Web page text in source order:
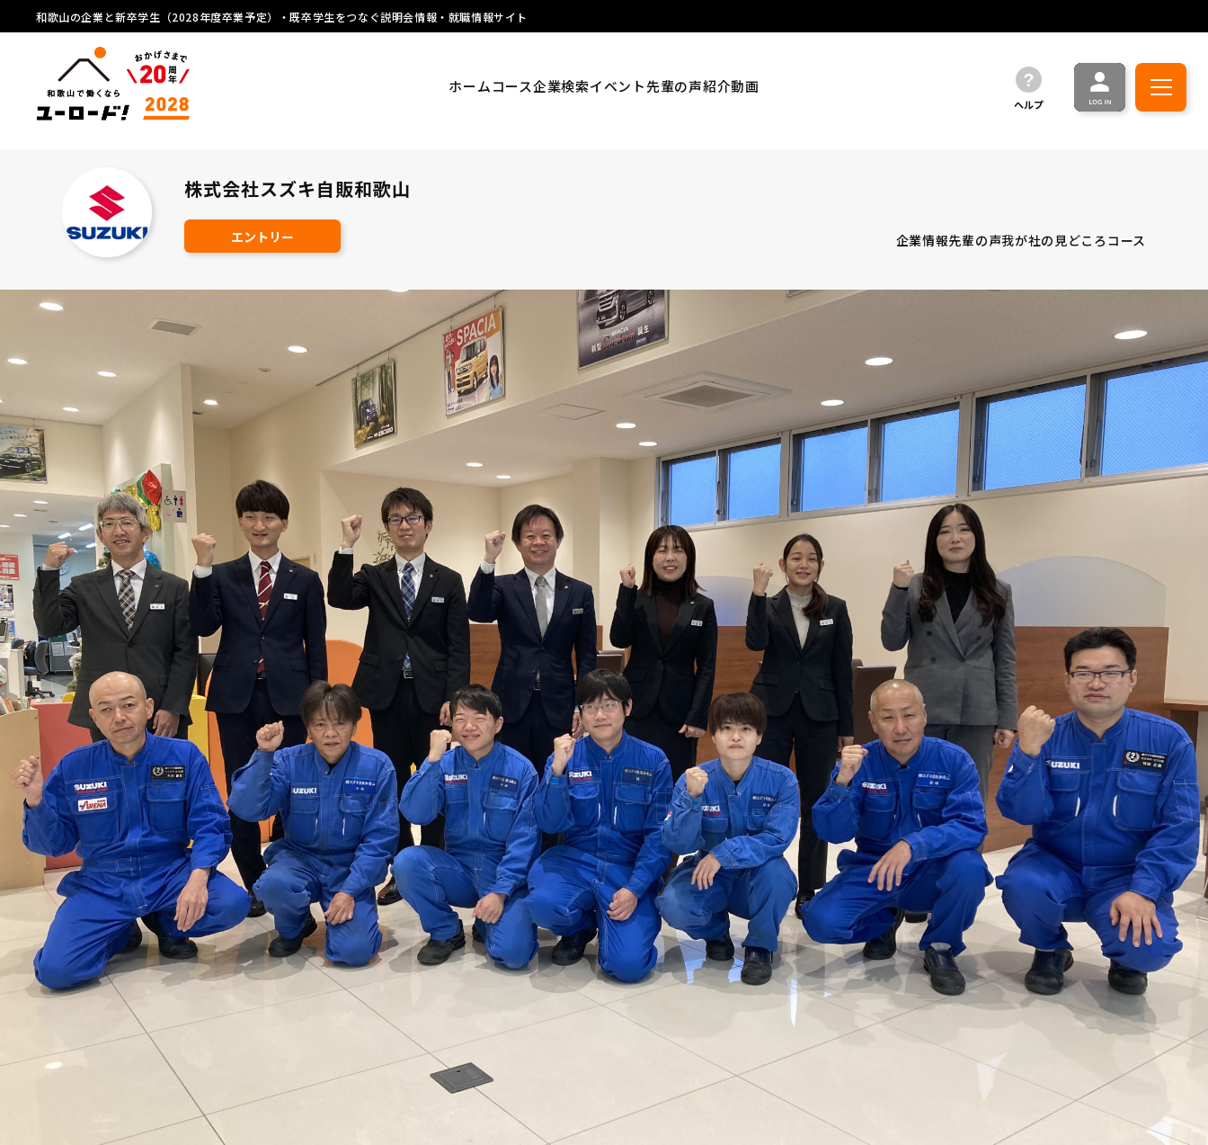
和歌山の企業と新卒学生（2028年度卒業予定）・既卒学生をつなぐ説明会情報・就職情報サイト
ホームコース企業検索イベント先輩の声紹介動画
ヘルプ
株式会社スズキ自販和歌山
エントリー 企業情報先輩の声我が社の見どころ コース